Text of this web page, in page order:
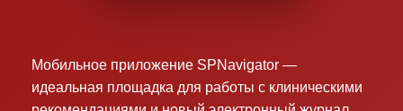
Мобильное приложение SPNavigator —
идеальная площадка для работы с клиническими